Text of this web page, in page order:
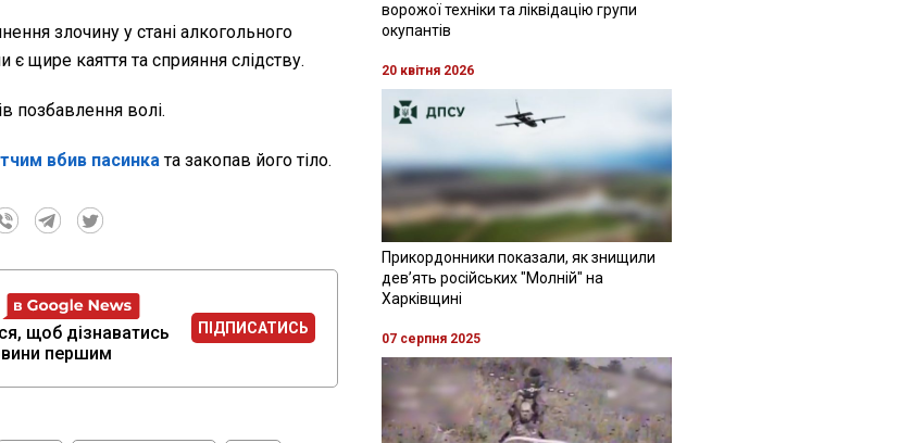
злочину у стані алкогольного
щире каяття та сприяння слідству.
позбавлення волі.
вбив пасинка та закопав його тіло.
щоб дізнаватись
першим
ПІДПИСАТИСЬ
ворожої техніки та ліквідацію групи
окупантів
20 квітня 2026
Прикордонники показали, як знищили
девʼять російських "Молній" на
Харківщині
07 серпня 2025